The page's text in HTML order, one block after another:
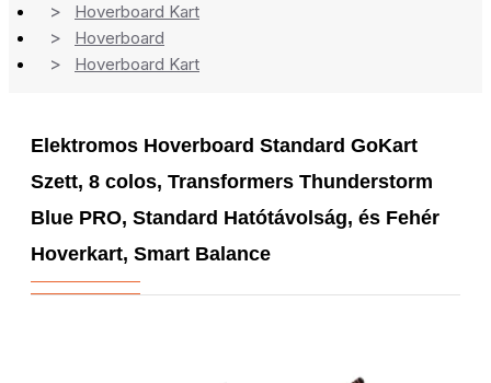
Hoverboard Kart
Hoverboard
Hoverboard Kart
Elektromos Hoverboard Standard GoKart
Szett, 8 colos, Transformers Thunderstorm
Blue PRO, Standard Hatótávolság, és Fehér
Hoverkart, Smart Balance